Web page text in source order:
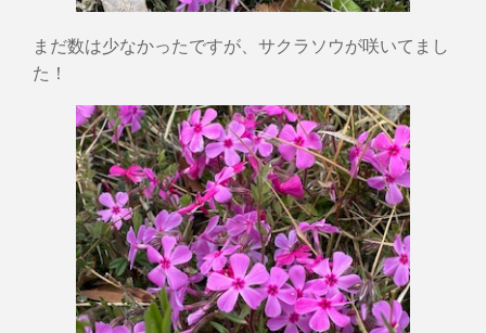
まだ数は少なかったですが、サクラソウが咲いてまし
た！